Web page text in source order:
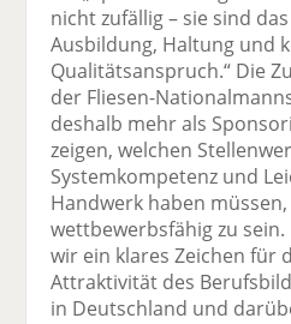
nicht zufällig – sie sind
Ausbildung, Haltung und
Qualitätsanspruch.“ Die
der Fliesen-
deshalb mehr als
zeigen, welchen
Systemkompetenz und
Handwerk haben
wettbewerbsfähig zu
wir ein klares Zeichen für
Attraktivität des
in Deutschland und